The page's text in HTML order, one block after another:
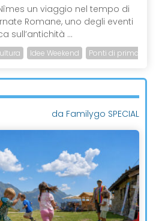
un viaggio nel tempo di
Romane, uno degli eventi
sull’antichità ...
Idee Weekend Ponti di primavera
da Familygo SPECIAL